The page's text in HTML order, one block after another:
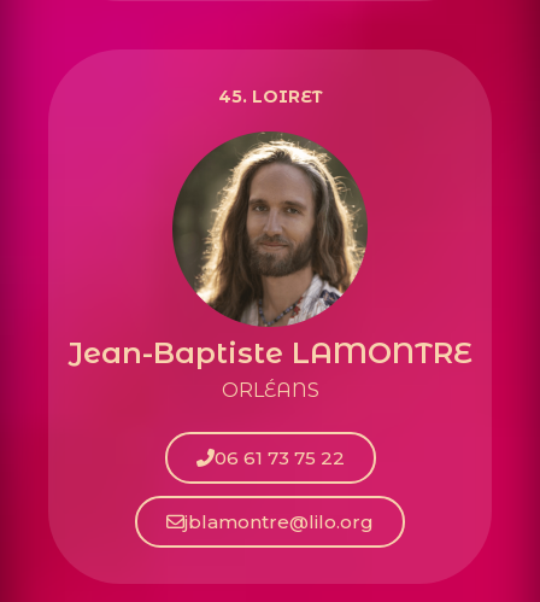
45. LOIRET
Jean-Baptiste LAMONTRE
ORLÉANS
06 61 73 75 22
jblamontre@lilo.org